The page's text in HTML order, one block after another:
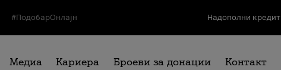
#ПодобарОнлајн Надополни кредит
Медиа Кариера Броеви за донации Контакт